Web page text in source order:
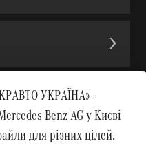
УКРАЇНА» -
Benz AG у Києві
для різних цілей.